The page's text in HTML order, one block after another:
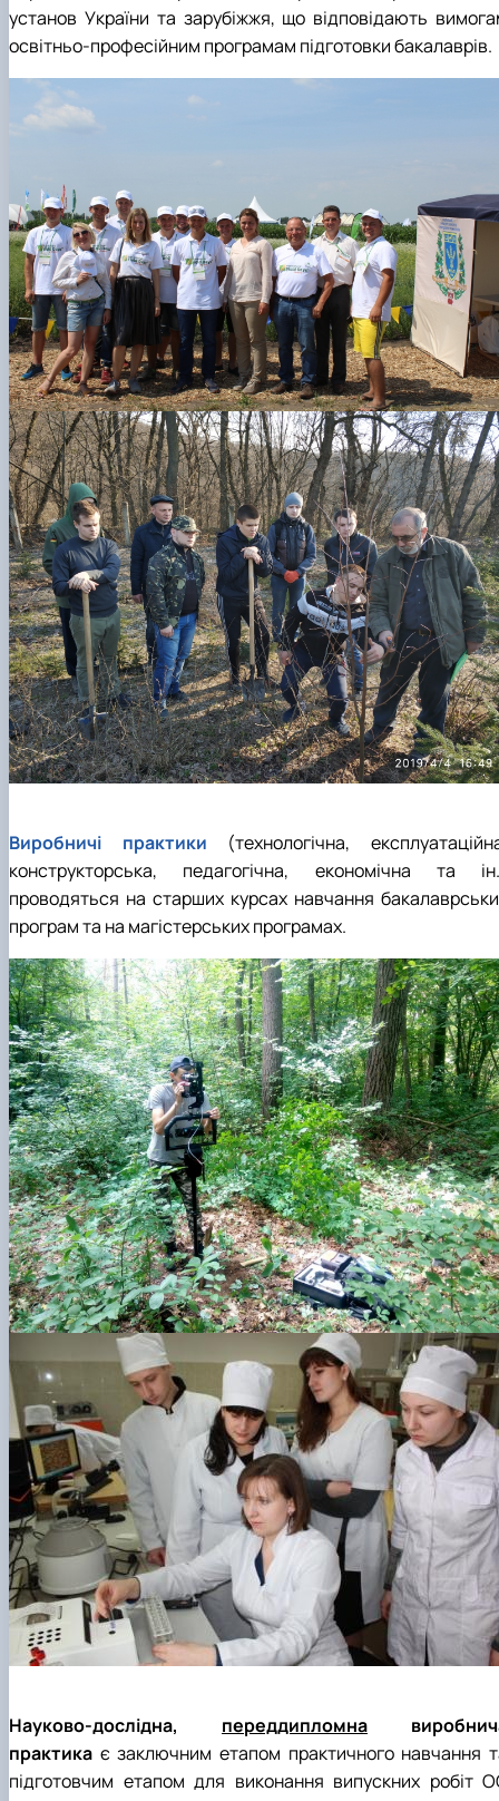
установ України та зарубіжжя, що відповідають
освітньо-професійним програмам підготовки бакалаврів.
Виробничі практики (технологічна,
конструкторська, педагогічна, економічна та
проводяться на старших курсах навчання
програм та на магістерських програмах.
Науково-дослідна, переддипломна
практика є заключним етапом практичного навчання
підготовчим етапом для виконання випускних робіт